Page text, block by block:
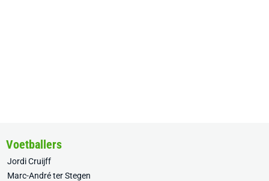
Voetballers
Jordi Cruijff
Marc-André ter Stegen